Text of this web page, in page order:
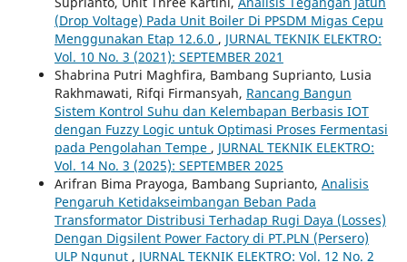
(Drop Voltage) Pada Unit Boiler Di PPSDM Migas Cepu
Menggunakan Etap 12.6.0 , JURNAL TEKNIK ELEKTRO:
Vol. 10 No. 3 (2021): SEPTEMBER 2021
Shabrina Putri Maghfira, Bambang Suprianto, Lusia
Rakhmawati, Rifqi Firmansyah, Rancang Bangun
Sistem Kontrol Suhu dan Kelembapan Berbasis IOT
dengan Fuzzy Logic untuk Optimasi Proses Fermentasi
pada Pengolahan Tempe , JURNAL TEKNIK ELEKTRO:
Vol. 14 No. 3 (2025): SEPTEMBER 2025
Arifran Bima Prayoga, Bambang Suprianto, Analisis
Pengaruh Ketidakseimbangan Beban Pada
Transformator Distribusi Terhadap Rugi Daya (Losses)
Dengan Digsilent Power Factory di PT.PLN (Persero)
ULP Ngunut , JURNAL TEKNIK ELEKTRO: Vol. 12 No. 2